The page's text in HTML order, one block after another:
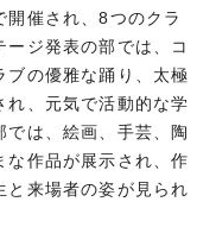
開催され、8つのクラ
ジ発表の部では、コ
ブの優雅な踊り、太極
れ、元気で活動的な学
では、絵画、手芸、陶
な作品が展示され、作
と来場者の姿が見られ